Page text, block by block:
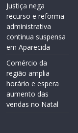
Justiça nega
recurso e reforma
administrativa
continua suspensa
em Aparecida
Comércio da
região amplia
horário e espera
aumento das
vendas no Natal